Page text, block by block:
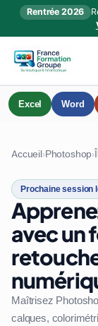
Rentrée 2026
Excel Word
Accueil›Photoshop›
Prochaine session
avec un
Maîtrisez
calques,